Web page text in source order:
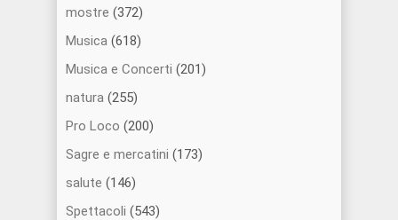
mostre (372)
Musica (618)
Musica e Concerti (201)
natura (255)
Pro Loco (200)
Sagre e mercatini (173)
salute (146)
Spettacoli (543)